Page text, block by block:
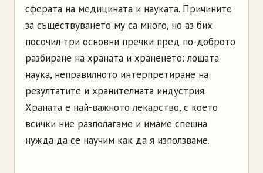
сферата на медицината и науката. Причините
за съществуването му са много, но аз бих
посочил три основни пречки пред по-доброто
разбиране на храната и храненето: лошата
наука, неправилното интерпретиране на
резултатите и хранителната индустрия.
Храната е най-важното лекарство, с което
всички ние разполагаме и имаме спешна
нужда да се научим как да я използваме.